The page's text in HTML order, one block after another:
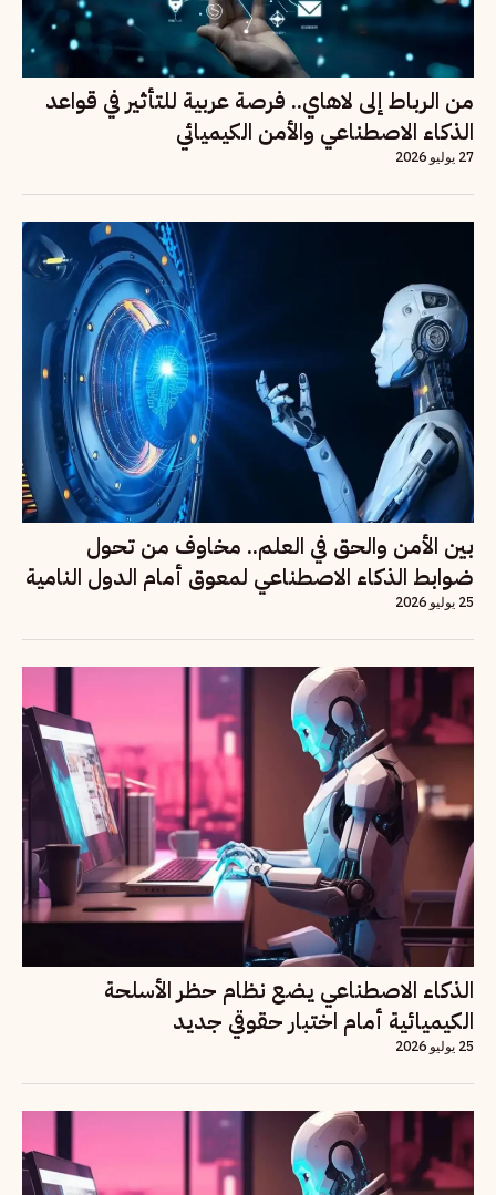
من الرباط إلى لاهاي.. فرصة عربية للتأثير في قواعد
الذكاء الاصطناعي والأمن الكيميائي
27 يوليو 2026
بين الأمن والحق في العلم.. مخاوف من تحول
ضوابط الذكاء الاصطناعي لمعوق أمام الدول النامية
25 يوليو 2026
الذكاء الاصطناعي يضع نظام حظر الأسلحة
الكيميائية أمام اختبار حقوقي جديد
25 يوليو 2026